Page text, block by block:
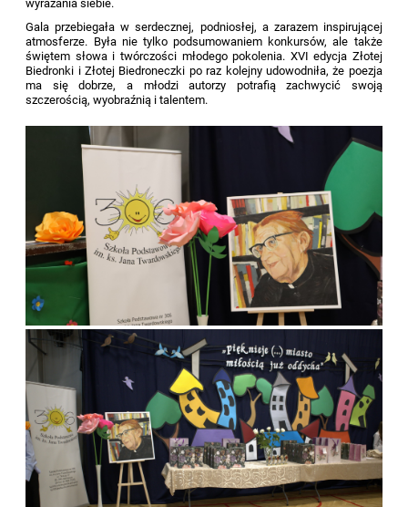
wyrażania siebie.
Gala przebiegała w serdecznej, podniosłej, a zarazem inspirującej
atmosferze. Była nie tylko podsumowaniem konkursów, ale także
świętem słowa i twórczości młodego pokolenia. XVI edycja Złotej
Biedronki i Złotej Biedroneczki po raz kolejny udowodniła, że poezja
ma się dobrze, a młodzi autorzy potrafią zachwycić swoją
szczerością, wyobraźnią i talentem.